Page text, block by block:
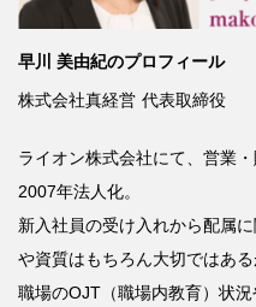
早川 美由紀のプロフィール
株式会社真経営 代表取締役
ライオン株式会社にて、営業
2007年法人化。
新入社員の受け入れから配属
や資質はもちろん大切ではあ
職場のOJT （職場内教育）状